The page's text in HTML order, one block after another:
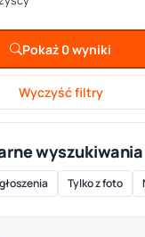
Pokaż 0 wyniki
Wyczyść filtry
Tylko z foto